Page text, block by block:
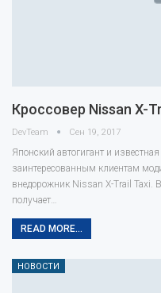
Кроссовер Nissan X-
DevTeam Сен 19, 2017
Японский автогигант и
заинтересованным клиентам
внедорожник Nissan X-Trail Taxi.
получает…
READ MORE...
НОВОСТИ